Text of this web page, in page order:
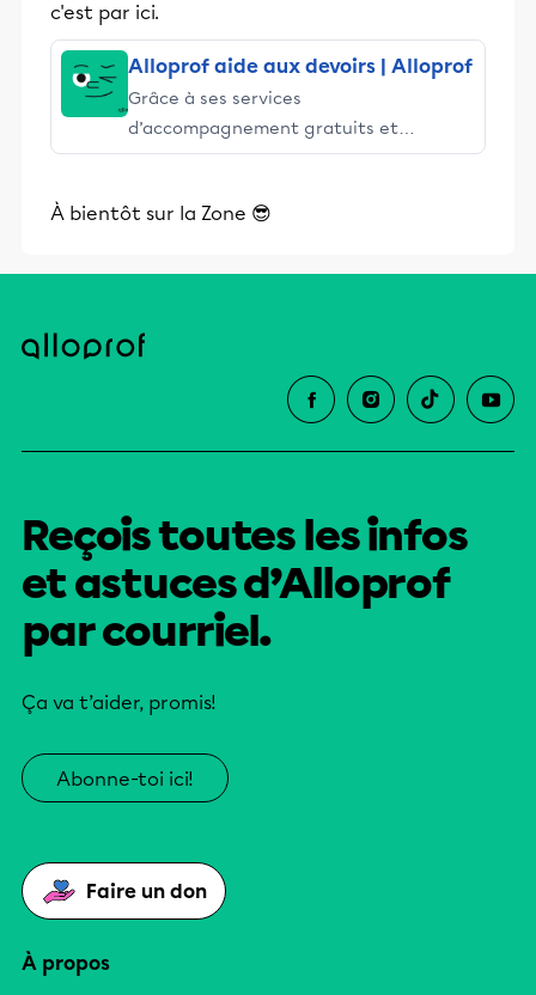
c'est par ici.
Alloprof aide aux devoirs | Alloprof
Grâce à ses services
d’accompagnement gratuits et
stimulants, Alloprof engage les élèves
éducative.
À bientôt sur la Zone 😎
Reçois toutes les infos
et astuces d’Alloprof
par courriel.
Ça va t’aider, promis!
Abonne-toi ici!
Faire un don
À propos